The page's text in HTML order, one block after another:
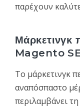
παρέχουν
Μάρκετινγκ
Magento
Το μάρκετινγκ
αναπόσπαστο
περιλαμβάνει